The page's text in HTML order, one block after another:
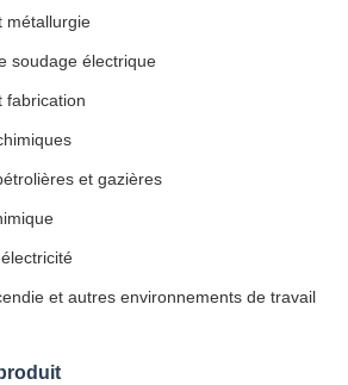
métallurgie
soudage électrique
fabrication
et gazières
et autres environnements de travail